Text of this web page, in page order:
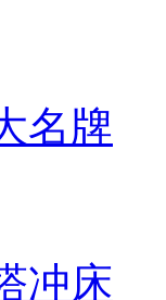
名牌
冲床